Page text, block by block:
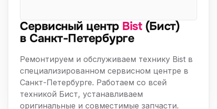
Сервисный центр Bist(Бист)
в Санкт-Петербурге
Ремонтируем и обслуживаем технику Bist в
специализированном сервисном центре в
Санкт-Петербурге. Работаем со всей
техникой Бист, устанавливаем
оригинальные и совместимые запчасти.